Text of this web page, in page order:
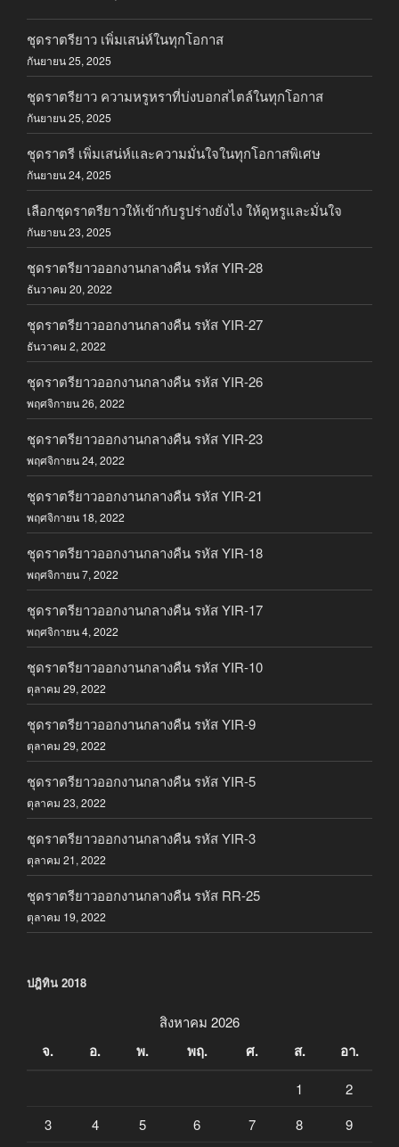
ชุดราตรียาว เพิ่มเสน่ห์ในทุกโอกาส
กันยายน 25, 2025
ชุดราตรียาว ความหรูหราที่บ่งบอกสไตล์ในทุกโอกาส
กันยายน 25, 2025
ชุดราตรี เพิ่มเสน่ห์และความมั่นใจในทุกโอกาสพิเศษ
กันยายน 24, 2025
เลือกชุดราตรียาวให้เข้ากับรูปร่างยังไง ให้ดูหรูและมั่นใจ
กันยายน 23, 2025
ชุดราตรียาวออกงานกลางคืน รหัส YIR-28
ธันวาคม 20, 2022
ชุดราตรียาวออกงานกลางคืน รหัส YIR-27
ธันวาคม 2, 2022
ชุดราตรียาวออกงานกลางคืน รหัส YIR-26
พฤศจิกายน 26, 2022
ชุดราตรียาวออกงานกลางคืน รหัส YIR-23
พฤศจิกายน 24, 2022
ชุดราตรียาวออกงานกลางคืน รหัส YIR-21
พฤศจิกายน 18, 2022
ชุดราตรียาวออกงานกลางคืน รหัส YIR-18
พฤศจิกายน 7, 2022
ชุดราตรียาวออกงานกลางคืน รหัส YIR-17
พฤศจิกายน 4, 2022
ชุดราตรียาวออกงานกลางคืน รหัส YIR-10
ตุลาคม 29, 2022
ชุดราตรียาวออกงานกลางคืน รหัส YIR-9
ตุลาคม 29, 2022
ชุดราตรียาวออกงานกลางคืน รหัส YIR-5
ตุลาคม 23, 2022
ชุดราตรียาวออกงานกลางคืน รหัส YIR-3
ตุลาคม 21, 2022
ชุดราตรียาวออกงานกลางคืน รหัส RR-25
ตุลาคม 19, 2022
ปฎิทิน 2018
สิงหาคม 2026
จ. อ. พ. พฤ. ศ. ส. อา.
1
2
3
4 5 6 7 8 9